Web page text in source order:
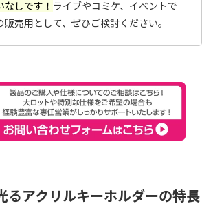
なしです！ ライブやコミケ、イベントで
販売用として、ぜひご検討ください。
るアクリルキーホルダーの特長